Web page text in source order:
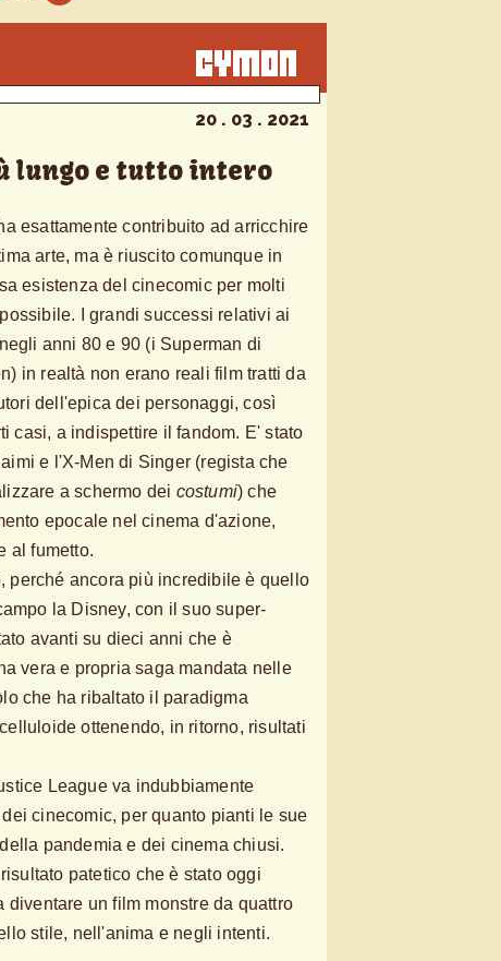
20 . 03 . 2021
lungo e tutto intero
esattamente contribuito ad arricchire
arte, ma è riuscito comunque in
esistenza del cinecomic per molti
I grandi successi relativi ai
anni 80 e 90 (i Superman di
in realtà non erano reali film tratti da
dell'epica dei personaggi, così
casi, a indispettire il fandom. E' stato
e l'X-Men di Singer (regista che
a schermo dei costumi) che
epocale nel cinema d'azione,
al fumetto.
perché ancora più incredibile è quello
la Disney, con il suo super-
avanti su dieci anni che è
vera e propria saga mandata nelle
che ha ribaltato il paradigma
ottenendo, in ritorno, risultati
League va indubbiamente
cinecomic, per quanto pianti le sue
pandemia e dei cinema chiusi.
patetico che è stato oggi
diventare un film monstre da quattro
stile, nell'anima e negli intenti.